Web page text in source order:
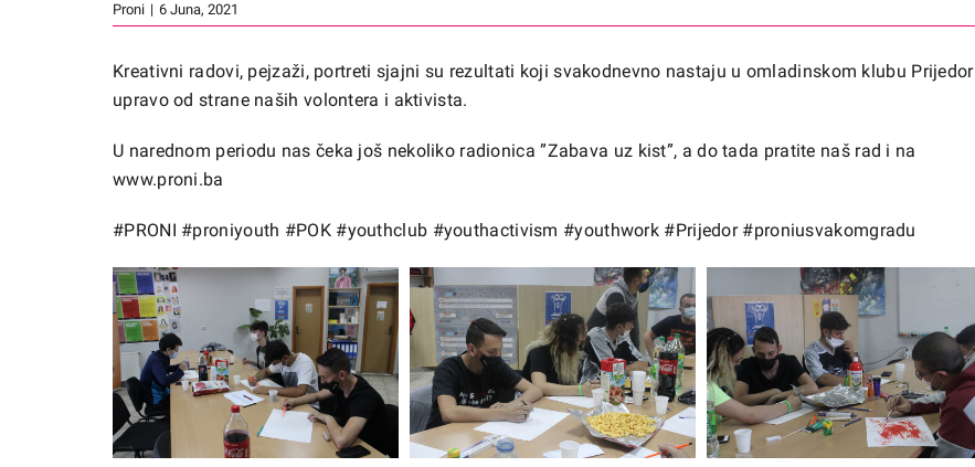
Proni | 6 Juna, 2021
Kreativni radovi, pejzaži, portreti sjajni su rezultati koji svakodnevno nastaju u omladinskom klubu Prijedor
upravo od strane naših volontera i aktivista.
U narednom periodu nas čeka još nekoliko radionica ”Zabava uz kist”, a do tada pratite naš rad i na
www.proni.ba
#PRONI #proniyouth #POK#youthclub #youthactivism #youthwork #Prijedor #proniusvakomgradu